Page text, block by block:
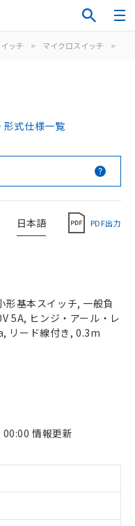
ッチ > マイクロスイッチ >
形式仕様一覧
日本語 PDF出力
形基本スイッチ, 一般負
5A, ヒンジ・アール・レ
リード線付き, 0.3m
情報更新